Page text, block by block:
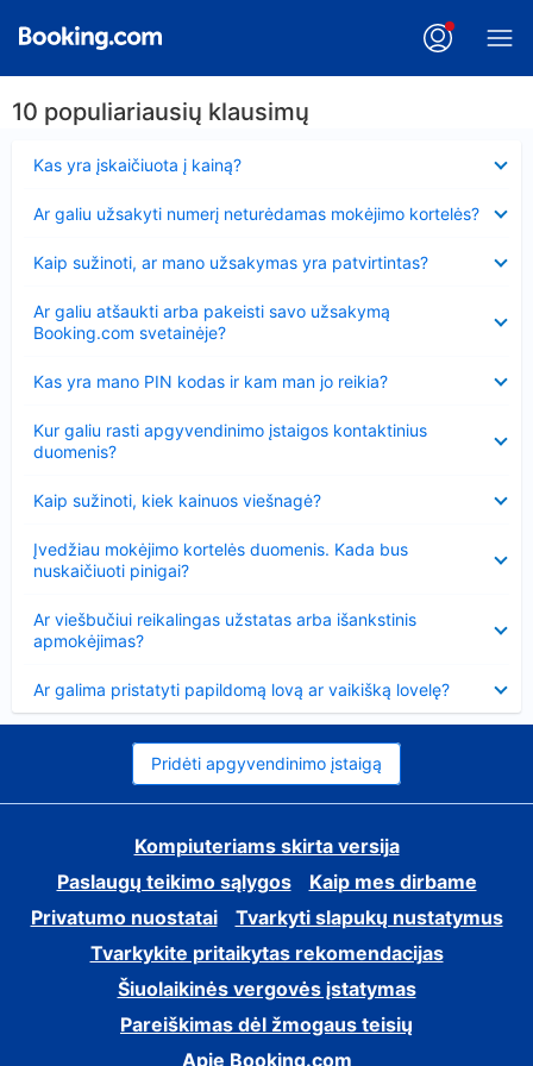
10 populiariausių klausimų
Kas yra įskaičiuota į kainą?
Ar galiu užsakyti numerį neturėdamas mokėjimo kortelės?
Kaip sužinoti, ar mano užsakymas yra patvirtintas?
Ar galiu atšaukti arba pakeisti savo užsakymą
Booking.com svetainėje?
Kas yra mano PIN kodas ir kam man jo reikia?
Kur galiu rasti apgyvendinimo įstaigos kontaktinius
duomenis?
Kaip sužinoti, kiek kainuos viešnagė?
Įvedžiau mokėjimo kortelės duomenis. Kada bus
nuskaičiuoti pinigai?
Ar viešbučiui reikalingas užstatas arba išankstinis
apmokėjimas?
Ar galima pristatyti papildomą lovą ar vaikišką lovelę?
Pridėti apgyvendinimo įstaigą
Kompiuteriams skirta versija
Paslaugų teikimo sąlygos
Kaip mes dirbame
Privatumo nuostatai
Tvarkyti slapukų nustatymus
Tvarkykite pritaikytas rekomendacijas
Šiuolaikinės vergovės įstatymas
Pareiškimas dėl žmogaus teisių
Apie Booking.com